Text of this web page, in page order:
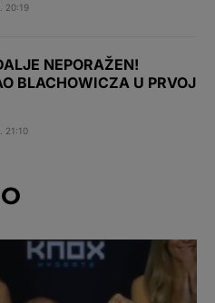
20:19
NEPORAŽEN!
BLACHOWICZA U PRVOJ
21:10